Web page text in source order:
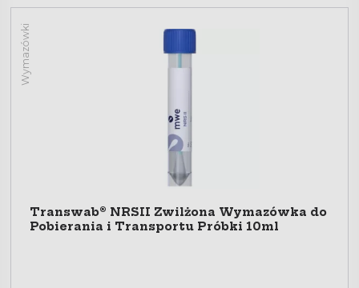
Transwab® NRSII Zwilżona Wymazówka do
Pobierania i Transportu Próbki 10ml
Wymazówki